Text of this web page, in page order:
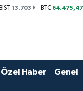
BİST13.703 BTC 64.475,47
Özel Haber Genel